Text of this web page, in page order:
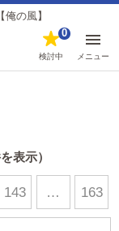
】
検討中
0
メニュー
表示）
143 … 163